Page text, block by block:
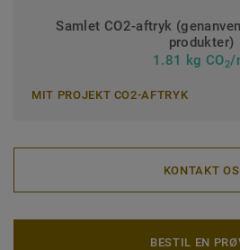
Samlet CO2-aftryk
produkter)
1.81 kg CO2/
MIT PROJEKT CO2-AFTRYK
KONTAKT OS
BESTIL EN